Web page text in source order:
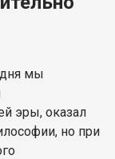
мы
эры, оказал
но при